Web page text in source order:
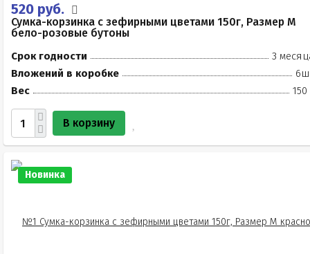
520 руб.
Сумка-корзинка с зефирными цветами 150г, Размер М
бело-розовые бутоны
Срок годности
3
Вложений в коробке
Вес
150
В корзину
Новинка